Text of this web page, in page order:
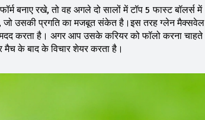
बनाए रखे, तो वह अगले दो सालों में टॉप 5 फास्ट बॉलर्स में
जो उसकी प्रगति का मजबूत संकेत है।इस तरह ग्लेन मैक्सवेल
करता है। अगर आप उसके करियर को फॉलो करना चाहते
के बाद के विचार शेयर करता है।